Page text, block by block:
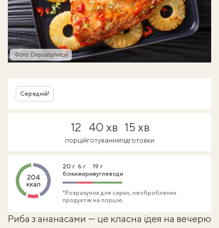
Фото: Depositphotos
Середній!
12
порцій
40 хв
готування
15 хв
підготовки
204
ккал
20 г
білки
6 г
жири
19 г
вуглеводи
*Розрахунок для сирих, необроблених
продуктів на порцію
Риба з ананасами — це класна ідея на вечерю